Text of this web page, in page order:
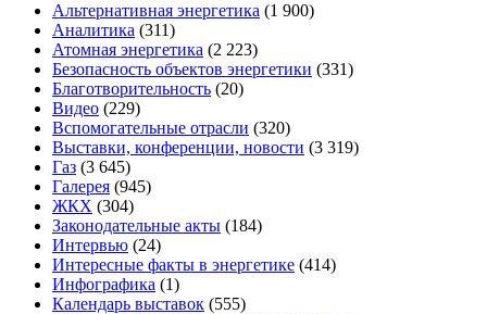
Альтернативная энергетика (1 900)
Аналитика (311)
Атомная энергетика (2 223)
Безопасность объектов энергетики (331)
Благотворительность (20)
Видео (229)
Вспомогательные отрасли (320)
Выставки, конференции, новости (3 319)
Газ (3 645)
Галерея (945)
ЖКХ (304)
Законодательные акты (184)
Интервью (24)
Интересные факты в энергетике (414)
Инфографика (1)
Календарь выставок (555)